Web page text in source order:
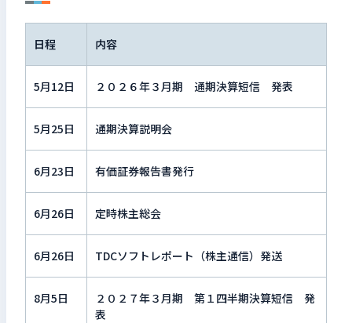
日程 内容
5月12日 ２０２６年３月期 通期決算短信 発表
5月25日 通期決算説明会
6月23日 有価証券報告書発行
6月26日 定時株主総会
6月26日 TDCソフトレポート（株主通信）発送
8月5日
２０２７年３月期 第１四半期決算短信 発
表